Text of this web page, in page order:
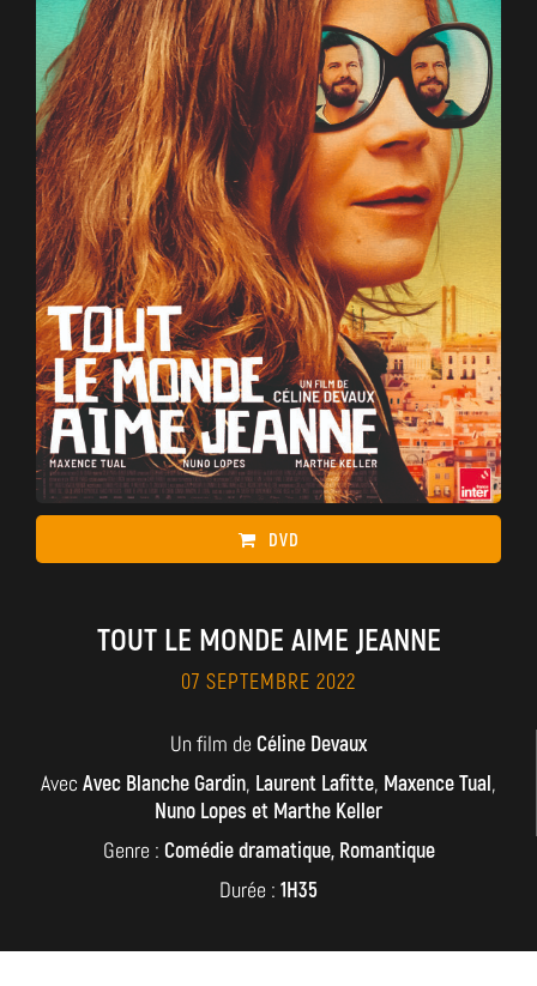
DVD
TOUT LE MONDE AIME JEANNE
07 SEPTEMBRE 2022
Un film de Céline Devaux
Avec Avec Blanche Gardin, Laurent Lafitte, Maxence Tual,
Nuno Lopes et Marthe Keller
Genre : Comédie dramatique, Romantique
Durée : 1H35